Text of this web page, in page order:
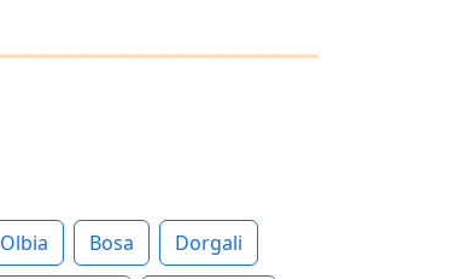
Olbia Bosa Dorgali